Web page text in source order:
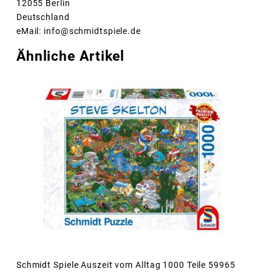
12055 Berlin
Deutschland
eMail: info@schmidtspiele.de
Ähnliche Artikel
Schmidt Spiele Auszeit vom Alltag 1000 Teile 59965